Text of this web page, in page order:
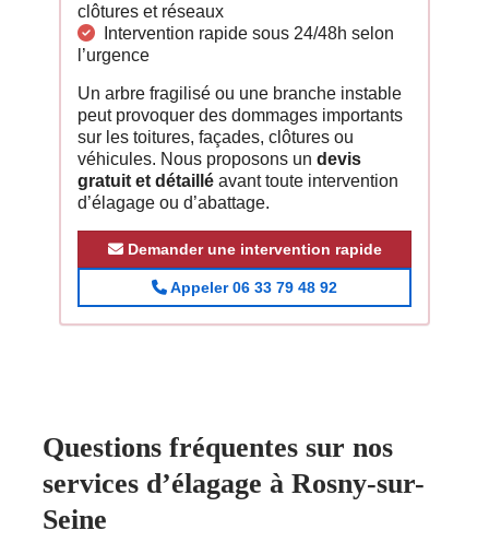
clôtures et réseaux
Intervention rapide sous 24/48h selon
l’urgence
Un arbre fragilisé ou une branche instable
peut provoquer des dommages importants
sur les toitures, façades, clôtures ou
véhicules. Nous proposons un devis
gratuit et détaillé avant toute intervention
d’élagage ou d’abattage.
Demander une intervention rapide
Appeler 06 33 79 48 92
Questions fréquentes sur nos
services d’élagage à Rosny-sur-
Seine